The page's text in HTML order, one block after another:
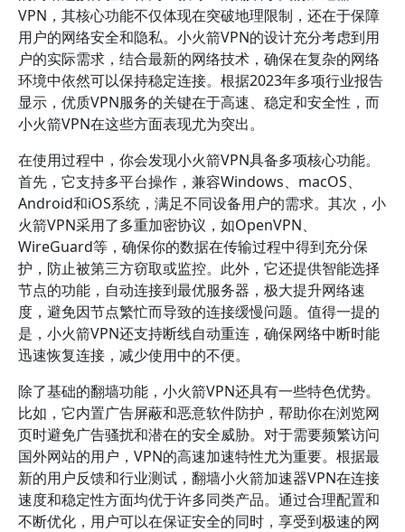
VPN，其核心功能不仅体现在突破地理限制，还在于保障
用户的网络安全和隐私。小火箭VPN的设计充分考虑到用
户的实际需求，结合最新的网络技术，确保在复杂的网络
环境中依然可以保持稳定连接。根据2023年多项行业报告
显示，优质VPN服务的关键在于高速、稳定和安全性，而
小火箭VPN在这些方面表现尤为突出。
在使用过程中，你会发现小火箭VPN具备多项核心功能。
首先，它支持多平台操作，兼容Windows、macOS、
Android和iOS系统，满足不同设备用户的需求。其次，小
火箭VPN采用了多重加密协议，如OpenVPN、
WireGuard等，确保你的数据在传输过程中得到充分保
护，防止被第三方窃取或监控。此外，它还提供智能选择
节点的功能，自动连接到最优服务器，极大提升网络速
度，避免因节点繁忙而导致的连接缓慢问题。值得一提的
是，小火箭VPN还支持断线自动重连，确保网络中断时能
迅速恢复连接，减少使用中的不便。
除了基础的翻墙功能，小火箭VPN还具有一些特色优势。
比如，它内置广告屏蔽和恶意软件防护，帮助你在浏览网
页时避免广告骚扰和潜在的安全威胁。对于需要频繁访问
国外网站的用户，VPN的高速加速特性尤为重要。根据最
新的用户反馈和行业测试，翻墙小火箭加速器VPN在连接
速度和稳定性方面均优于许多同类产品。通过合理配置和
不断优化，用户可以在保证安全的同时，享受到极速的网